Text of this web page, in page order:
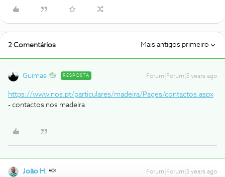
2 Comentários Mais antigos primeiro
Guimas RESPOSTA Forum|Forum|5 years ago
https://www.nos.pt/particulares/madeira/Pages/contactos.aspx
- contactos nos madeira
João H. Forum|Forum|5 years ago